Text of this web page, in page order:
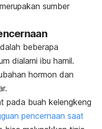
sumber
beberapa
dialami ibu hamil.
hormon dan
pada buah kelengkeng
pencernaan saat